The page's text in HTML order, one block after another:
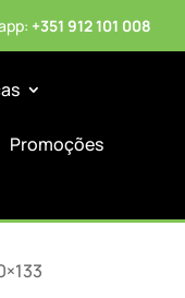
+351 912 101 008
Promoções